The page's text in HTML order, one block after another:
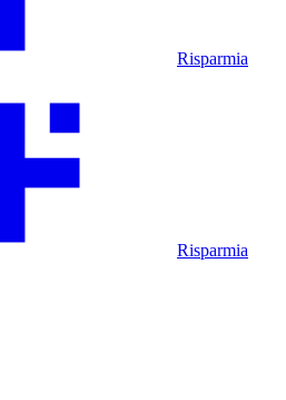
Risparmia
Risparmia